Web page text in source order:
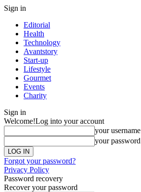
Sign in
Editorial
Health
Technology
Avantstory
Start-up
Lifestyle
Gourmet
Events
Charity
Sign in
Welcome!Log into your account
your username
your password
Forgot your password?
Privacy Policy
Password recovery
Recover your password